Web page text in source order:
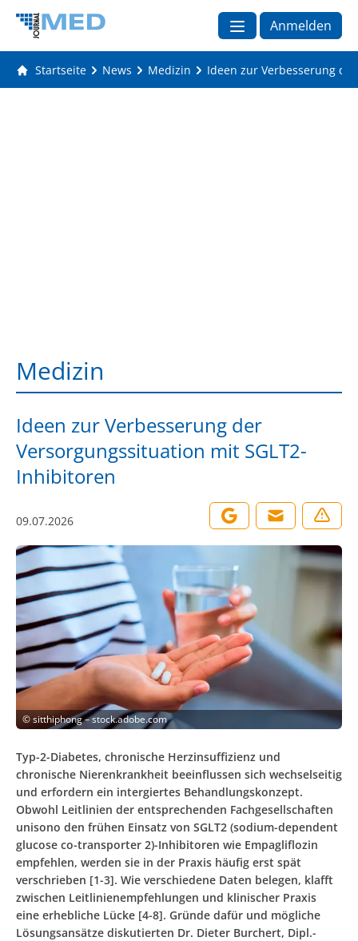
Anmelden
Startseite News Medizin Ideen zur Verbesserung
Medizin
Ideen zur Verbesserung der
Versorgungssituation mit SGLT2-
Inhibitoren
09.07.2026
©sitthiphong – stock.adobe.com
Typ-2-Diabetes, chronische Herzinsuffizienz und
chronische Nierenkrankheit beeinflussen sich wechselseitig
und erfordern ein intergiertes Behandlungskonzept.
Obwohl Leitlinien der entsprechenden Fachgesellschaften
unisono den frühen Einsatz von SGLT2 (sodium-dependent
glucose co-transporter 2)-Inhibitoren wie Empagliflozin
empfehlen, werden sie in der Praxis häufig erst spät
verschrieben [1-3]. Wie verschiedene Daten belegen, klafft
zwischen Leitlinienempfehlungen und klinischer Praxis
eine erhebliche Lücke [4-8]. Gründe dafür und mögliche
Lösungsansätze diskutierten Dr. Dieter Burchert, Dipl.-